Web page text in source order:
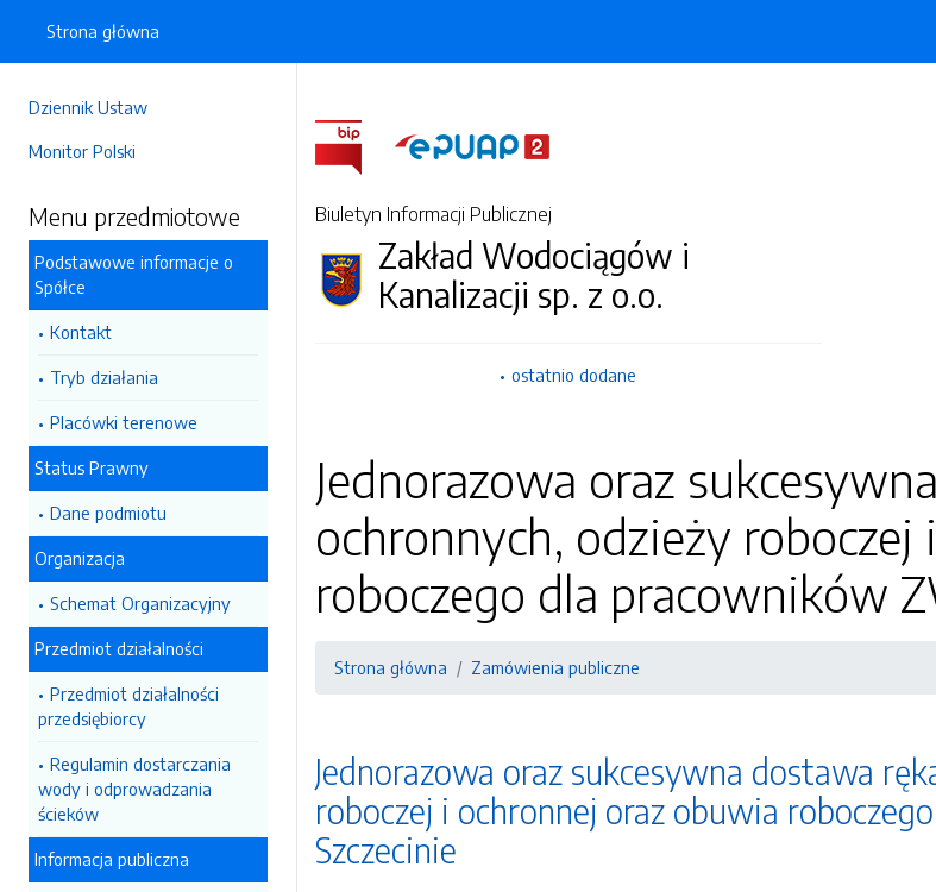
Dziennik Ustaw
Monitor Polski
Menu przedmiotowe
Podstawowe informacje o
Spółce
Kontakt
Tryb działania
Placówki terenowe
Status Prawny
Dane podmiotu
Organizacja
Schemat Organizacyjny
Przedmiot działalności
Przedmiot działalności
przedsiębiorcy
Regulamin dostarczania
wody i odprowadzania
ścieków
Informacja publiczna
Strona główna
Biuletyn Informacji Publicznej
Zakład Wodociągów i
Kanalizacji sp. z o.o.
ostatnio dodane
Jednorazowa oraz
ochronnych, odzieży
roboczego dla pracowników
Strona główna Zamówienia publiczne
Jednorazowa oraz sukcesywna dostawa
roboczej i ochronnej oraz obuwia
Szczecinie